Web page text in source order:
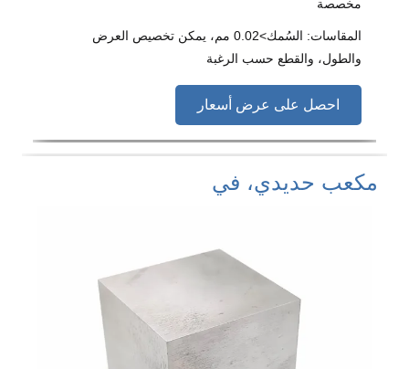
مخصصة
المقاسات: السُمك>0.02 مم، يمكن تخصيص العرض
والطول، والقطع حسب الرغبة
احصل على عرض أسعار
مكعب حديدي، في